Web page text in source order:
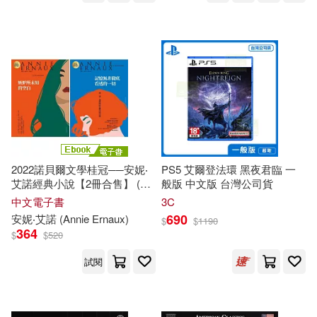
2022諾貝爾文學桂冠──安妮‧
艾諾經典小說【2冊合售】 (電
子書)
中文電子書
安妮‧艾諾 (Annie Ernaux)
$364 $520
試閱
PS5 艾爾登法環 黑夜君臨 一
般版 中文版 台灣公司貨
3C
$690 $1190